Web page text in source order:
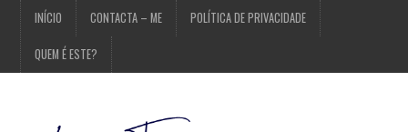
INÍCIO CONTACTA – ME POLÍTICA DE PRIVACIDADE
QUEM É ESTE?